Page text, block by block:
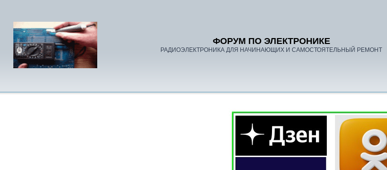
ФОРУМ ПО ЭЛЕКТРОНИКЕ
РАДИОЭЛЕКТРОНИКА ДЛЯ НАЧИНАЮЩИХ И САМОСТОЯТЕЛЬНЫЙ РЕМОНТ